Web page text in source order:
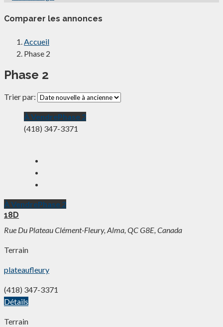
Comparer les annonces
Accueil
Phase 2
Phase 2
Trier par:
À VendrePhase 2
(418) 347-3371
À VendrePhase 2
18D
Rue Du Plateau Clément-Fleury, Alma, QC G8E, Canada
Terrain
plateaufleury
(418) 347-3371
Détails
Terrain